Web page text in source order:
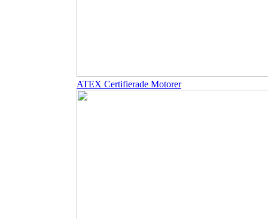
ATEX Certifierade Motorer